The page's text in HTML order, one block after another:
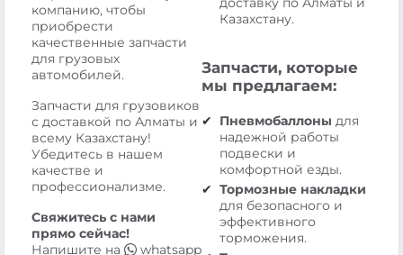
компанию, чтобы
приобрести
качественные запчасти
для грузовых
автомобилей.
Запчасти для грузовиков
с доставкой по Алматы и
всему Казахстану!
Убедитесь в нашем
качестве и
профессионализме.
Свяжитесь с нами
прямо сейчас!
Напишите на
whatsapp
Казахстану.
Запчасти, которые
мы предлагаем:
Пневмобаллоны для
надежной работы
подвески и
комфортной езды.
Тормозные накладки
для безопасного и
эффективного
торможения.